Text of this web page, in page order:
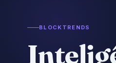
BLOCKTRENDS